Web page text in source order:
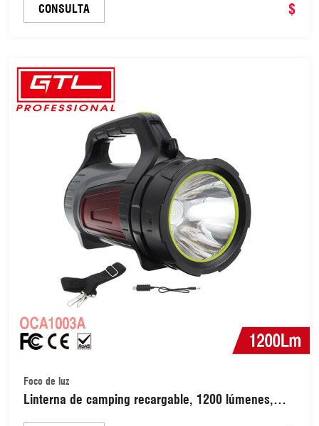
IP65, impermeable, con zoom, para campamento
de pesca (48080600)
CONSULTA $
Foco de luz
Linterna de camping recargable, 1200 lúmenes,